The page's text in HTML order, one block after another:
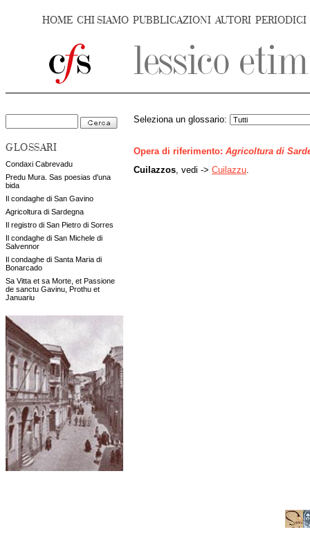
HOME CHI SIAMO PUBBLICAZIONI AUTORI PERIODICI
GLOSSARI
Condaxi Cabrevadu
Predu Mura. Sas poesias d'una
bida
Il condaghe di San Gavino
Agricoltura di Sardegna
Il registro di San Pietro di Sorres
Il condaghe di San Michele di
Salvennor
Il condaghe di Santa Maria di
Bonarcado
Sa Vitta et sa Morte, et Passione
de sanctu Gavinu, Prothu et
Januariu
Seleziona un glossario:
Opera di riferimento: Agricoltura di
Cuilazzos , vedi -> Cuilazzu